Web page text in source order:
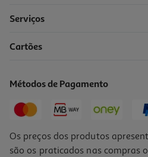
Serviços
Cartões
Métodos de Pagamento
Os preços dos produtos
são os praticados nas compras